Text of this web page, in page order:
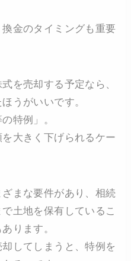
金のタイミングも重要
を売却する予定なら、
うがいいです。
特例」。
大きく下げられるケー
まな要件があり、相続
土地を保有しているこ
ります。
してしまうと、特例を